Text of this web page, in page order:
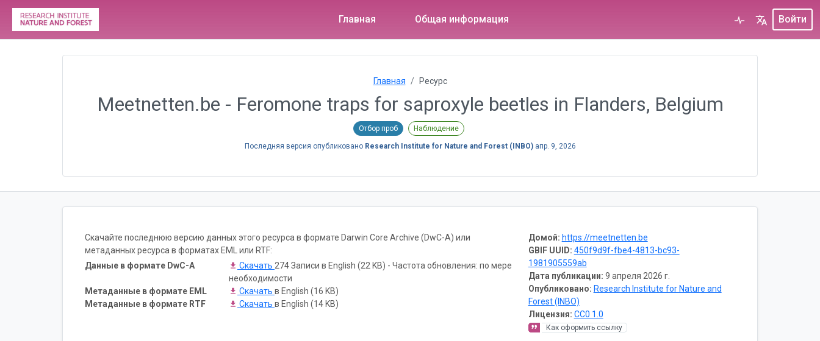
Главная Общая информация Войти
Главная Ресурс
Meetnetten.be - Feromone traps for saproxyle beetles in Flanders, Belgium
Отбор проб Наблюдение
Последняя версия опубликовано Research Institute for Nature and Forest (INBO) апр. 9, 2026
Домой: https://meetnetten.be
GBIF UUID: 450f9d9f-fbe4-4813-bc93-
1981905559ab
Дата публикации: 9 апреля 2026 г.
Опубликовано: Research Institute for Nature and
Forest (INBO)
Лицензия: CC0 1.0
Как оформить ссылку
Скачайте последнюю версию данных этого ресурса в формате Darwin Core Archive (DwC-A) или
метаданных ресурса в форматах EML или RTF:
Данные в формате DwC-A
Скачать 274 Записи в English (22 KB) - Частота обновления: по мере
необходимости
Метаданные в формате EML
Скачать в English (16 KB)
Метаданные в формате RTF
Скачать в English (14 KB)